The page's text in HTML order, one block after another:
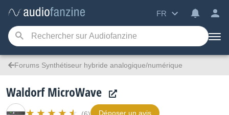
FR
Forums Synthétiseur hybride analogique/numérique
Waldorf MicroWave
Déposer un avis